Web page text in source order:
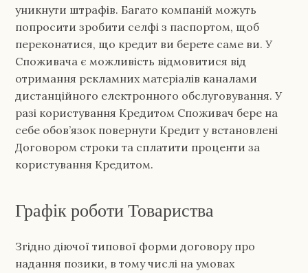
уникнути штрафів. Багато компаній можуть
попросити зробити селфі з паспортом, щоб
переконатися, що кредит ви берете саме ви. У
Споживача є можливість відмовитися від
отримання рекламних матеріалів каналами
дистанційного електронного обслуговування. У
разі користування Кредитом Споживач бере на
себе обов’язок повернути Кредит у встановлені
Договором строки та сплатити проценти за
користування Кредитом.
Графік роботи Товариства
Згідно діючої типової форми договору про
надання позики, в тому числі на умовах